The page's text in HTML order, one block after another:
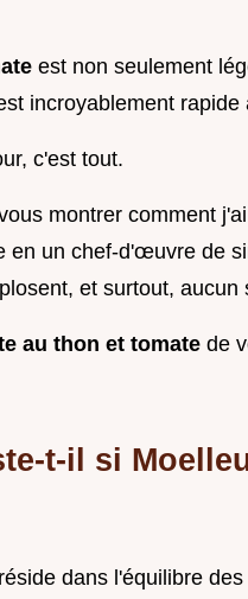
est non seulement
incroyablement rapide
c'est tout.
montrer comment j'ai
en un chef-d'œuvre de
et surtout, aucun
au thon et tomate de
t-il si
dans l'équilibre